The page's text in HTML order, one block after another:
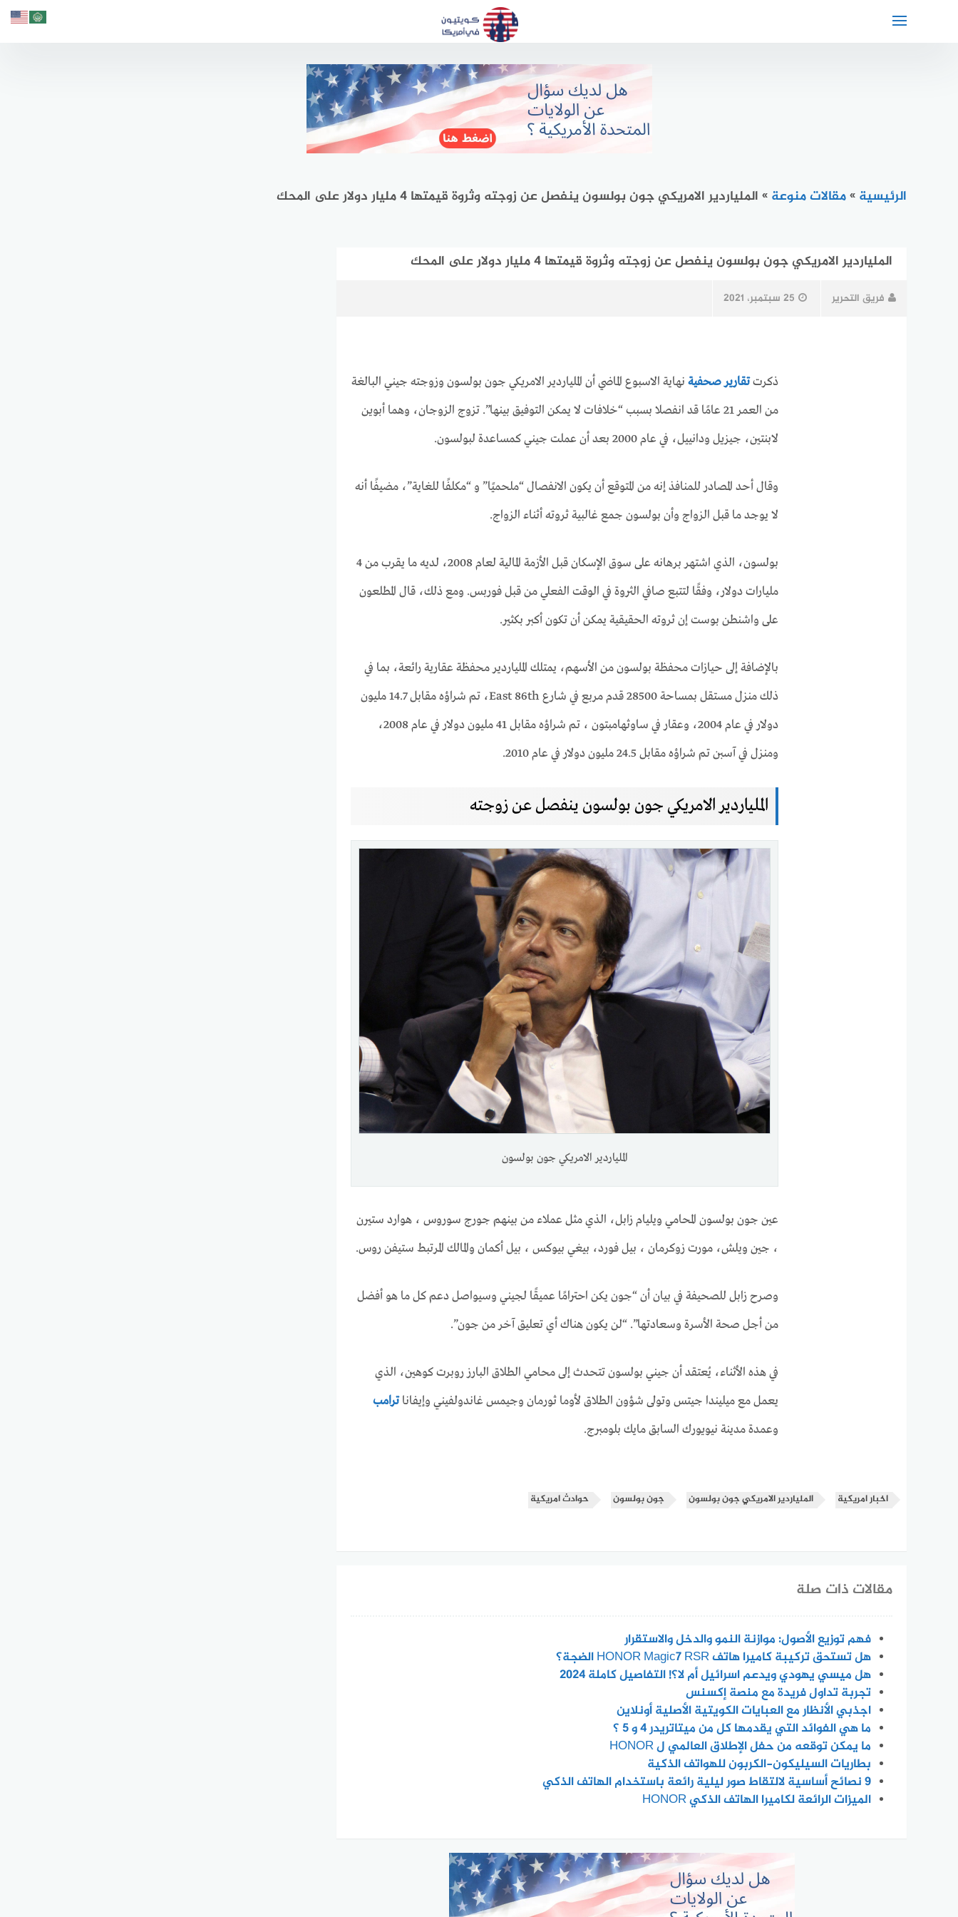
الرئيسية »مقالات منوعة » الملياردير الامريكي جون بولسون ينفصل عن زوجته وثروة قيمتها 4 مليار دولار على المحك
الملياردير الامريكي جون بولسون ينفصل عن زوجته وثروة قيمتها 4 مليار دولار على المحك
فريق التحرير 25 سبتمبر، 2021
ذكرتتقارير صحفيةنهاية الاسبوع الماضي أن الملياردير الامريكي جون بولسون وزوجته جيني البالغة
من العمر 21 عامًا قد انفصلا بسبب “خلافات لا يمكن التوفيق بينها”. تزوج الزوجان، وهما أبوين
لابنتين، جيزيل ودانييل، في عام 2000 بعد أن عملت جيني كمساعدة لبولسون.
وقال أحد المصادر للمنافذ إنه من المتوقع أن يكون الانفصال “ملحميًا” و “مكلفًا للغاية”، مضيفًا أنه
لا يوجد ما قبل الزواج وأن بولسون جمع غالبية ثروته أثناء الزواج.
بولسون، الذي اشتهر برهانه على سوق الإسكان قبل الأزمة المالية لعام 2008، لديه ما يقرب من 4
مليارات دولار، وفقًا لتتبع صافي الثروة في الوقت الفعلي من قبل فوربس. ومع ذلك، قال المطلعون
على واشنطن بوست إن ثروته الحقيقية يمكن أن تكون أكبر بكثير.
بالإضافة إلى حيازات محفظة بولسون من الأسهم، يمتلك الملياردير محفظة عقارية رائعة، بما في
ذلك منزل مستقل بمساحة 28500 قدم مربع في شارع East 86th، تم شراؤه مقابل 14.7 مليون
دولار في عام 2004، وعقار في ساوثهامبتون ، تم شراؤه مقابل 41 مليون دولار في عام 2008،
ومنزل في آسبن تم شراؤه مقابل 24.5 مليون دولار في عام 2010.
الملياردير الامريكي جون بولسون ينفصل عن زوجته
الملياردير الامريكي جون بولسون
عين جون بولسون المحامي ويليام زابل، الذي مثل عملاء من بينهم جورج سوروس ، هوارد ستيرن
، جين ويلش، مورت زوكرمان ، بيل فورد، بيغي بيوكس ، بيل أكمان والمالك المرتبط ستيفن روس.
وصرح زابل للصحيفة في بيان أن “جون يكن احترامًا عميقًا لجيني وسيواصل دعم كل ما هو أفضل
من أجل صحة الأسرة وسعادتها”. “لن يكون هناك أي تعليق آخر من جون”.
في هذه الأثناء، يُعتقد أن جيني بولسون تتحدث إلى محامي الطلاق البارز روبرت كوهين، الذي
يعمل مع ميليندا جيتس وتولى شؤون الطلاق لأوما ثورمان وجيمس غاندولفيني وإيفاناترامب
وعمدة مدينة نيويورك السابق مايك بلومبرج.
اخبار امريكية الملياردير الامريكي جون بولسون جون بولسون حوادث امريكية
مقالات ذات صلة
فهم توزيع الأصول: موازنة النمو والدخل والاستقرار
هل تستحق تركيبة كاميرا هاتف HONOR Magic7 RSR الضجة؟
هل ميسي يهودي ويدعم اسرائيل أم لا؟! التفاصيل كاملة 2024
تجربة تداول فريدة مع منصة إكسنس
اجذبي الأنظار مع العبايات الكويتية الأصلية أونلاين
ما هي الفوائد التي يقدمها كل من ميتاتريدر 4 و 5 ؟
ما يمكن توقعه من حفل الإطلاق العالمي ل HONOR
بطاريات السيليكون-الكربون للهواتف الذكية
٩ نصائح أساسية لالتقاط صور ليلية رائعة باستخدام الهاتف الذكي
الميزات الرائعة لكاميرا الهاتف الذكي HONOR